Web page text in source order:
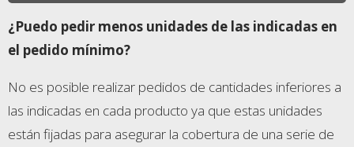
¿Puedo pedir menos unidades de las indicadas en
el pedido mínimo?
No es posible realizar pedidos de cantidades inferiores a
las indicadas en cada producto ya que estas unidades
están fijadas para asegurar la cobertura de una serie de